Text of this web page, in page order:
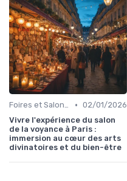
Foires et Salons Grand Public • 02/01/2026
Vivre l'expérience du salon
de la voyance à Paris :
immersion au cœur des arts
divinatoires et du bien-être